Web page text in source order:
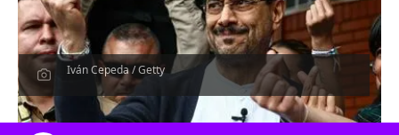
Iván Cepeda / Getty
Escucha el artículo